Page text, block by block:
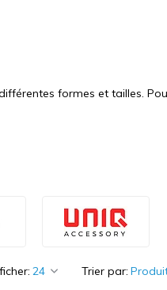
formes et tailles.
Trier par: